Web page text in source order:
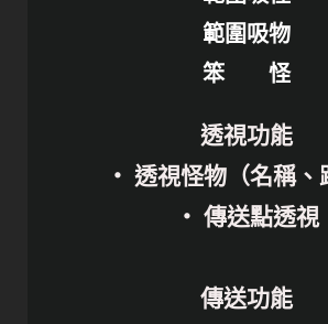
範圍吸物
笨 怪
透視功能
・ 透視怪物（名稱、
・ 傳送點透視
傳送功能